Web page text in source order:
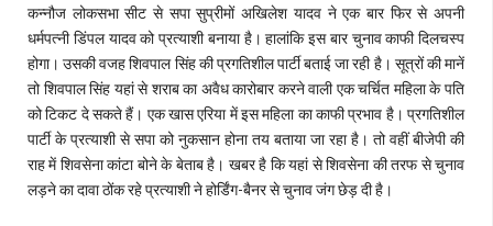
कन्नौज लोकसभा सीट से सपा सुप्रीमों अखिलेश यादव ने एक बार फिर से अपनी
धर्मपत्नी डिंपल यादव को प्रत्याशी बनाया है। हालांकि इस बार चुनाव काफी दिलचस्प
होगा। उसकी वजह शिवपाल सिंह की प्रगतिशील पार्टी बताई जा रही है। सूत्रों की मानें
तो शिवपाल सिंह यहां से शराब का अवैध कारोबार करने वाली एक चर्चित महिला के पति
को टिकट दे सकते हैं। एक खास एरिया में इस महिला का काफी प्रभाव है। प्रगतिशील
पार्टी के प्रत्याशी से सपा को नुकसान होना तय बताया जा रहा है। तो वहीं बीजेपी की
राह में शिवसेना कांटा बोने के बेताब है। खबर है कि यहां से शिवसेना की तरफ से चुनाव
लड़ने का दावा ठोंक रहे प्रत्याशी ने होर्डिंग-बैनर से चुनाव जंग छेड़ दी है।